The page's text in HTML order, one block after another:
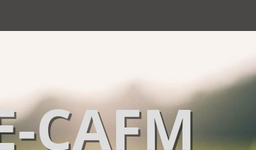
CAFM